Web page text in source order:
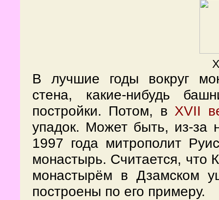
В лучшие годы вокруг
стена, какие-нибудь
постройки. Потом, в XVII
упадок. Может быть, из-
1997 года митрополит
монастырь. Считается,
монастырём в Дзамском
построены по его примеру.